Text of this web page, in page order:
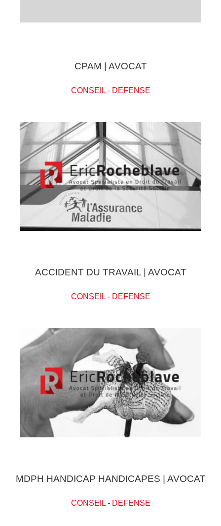
CPAM | AVOCAT
CONSEIL- DEFENSE
ACCIDENT DU TRAVAIL | AVOCAT
CONSEIL- DEFENSE
MDPH HANDICAP HANDICAPES | AVOCAT
CONSEIL- DEFENSE